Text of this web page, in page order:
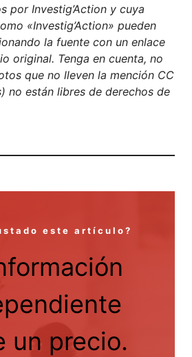
por Investig’Action y cuya
«Investig’Action» pueden
la fuente con un enlace
original. Tenga en cuenta, no
que no lleven la mención CC
no están libres de derechos de
este artículo?
un precio.